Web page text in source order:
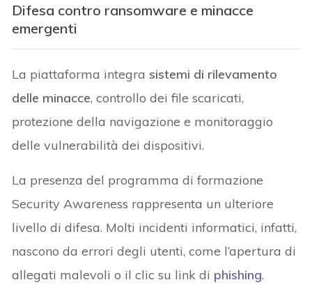
Difesa contro ransomware e minacce
emergenti
La piattaforma integra sistemi di rilevamento
delle minacce, controllo dei file scaricati,
protezione della navigazione e monitoraggio
delle vulnerabilità dei dispositivi.
La presenza del programma di formazione
Security Awareness rappresenta un ulteriore
livello di difesa. Molti incidenti informatici, infatti,
nascono da errori degli utenti, come l’apertura di
allegati malevoli o il clic su link di phishing.